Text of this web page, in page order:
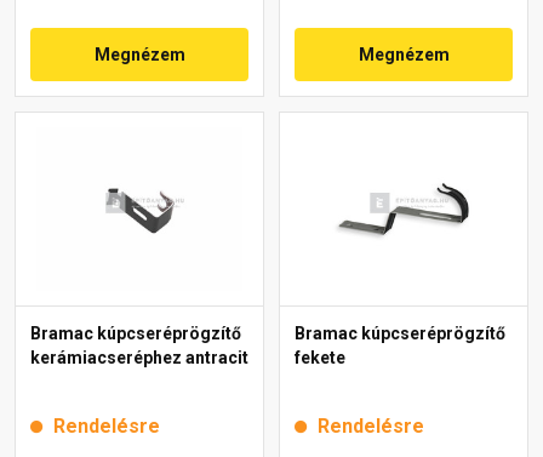
Megnézem Megnézem
Bramac kúpcseréprögzítő
kerámiacseréphez antracit
Rendelésre
Bramac kúpcseréprögzítő
fekete
Rendelésre